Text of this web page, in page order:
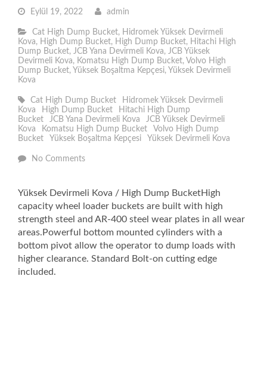
Eylül 19, 2022 admin
Cat High Dump Bucket, Hidromek Yüksek Devirmeli
Kova, High Dump Bucket, High Dump Bucket, Hitachi High
Dump Bucket, JCB Yana Devirmeli Kova, JCB Yüksek
Devirmeli Kova, Komatsu High Dump Bucket, Volvo High
Dump Bucket, Yüksek Boşaltma Kepçesi, Yüksek Devirmeli
Kova
Cat High Dump Bucket
Hidromek Yüksek Devirmeli
Kova
High Dump Bucket
Hitachi High Dump
Bucket
JCB Yana Devirmeli Kova
JCB Yüksek Devirmeli
Kova
Komatsu High Dump Bucket
Volvo High Dump
Bucket
Yüksek Boşaltma Kepçesi Yüksek Devirmeli Kova
No Comments
Yüksek Devirmeli Kova / High Dump BucketHigh
capacity wheel loader buckets are built with high
strength steel and AR-400 steel wear plates in all wear
areas.Powerful bottom mounted cylinders with a
bottom pivot allow the operator to dump loads with
higher clearance. Standard Bolt-on cutting edge
included.